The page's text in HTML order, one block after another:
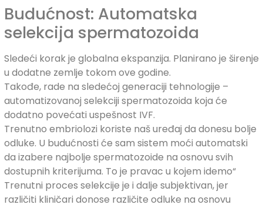
Budućnost: Automatska
selekcija spermatozoida
Sledeći korak je globalna ekspanzija. Planirano je širenje
u dodatne zemlje tokom ove godine.
Takođe, rade na sledećoj generaciji tehnologije –
automatizovanoj selekciji spermatozoida koja će
dodatno povećati uspešnost IVF.
Trenutno embriolozi koriste naš uređaj da donesu bolje
odluke. U budućnosti će sam sistem moći automatski
da izabere najbolje spermatozoide na osnovu svih
dostupnih kriterijuma. To je pravac u kojem idemo“
Trenutni proces selekcije je i dalje subjektivan, jer
različiti kliničari donose različite odluke na osnovu